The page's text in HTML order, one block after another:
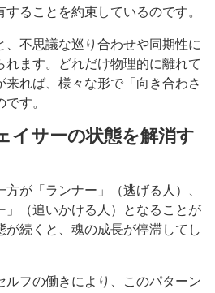
ることを約束しているのです。
、不思議な巡り合わせや同期性に
れます。どれだけ物理的に離れて
来れば、様々な形で「向き合わさ
す。
イサーの状態を解消す
が「ランナー」（逃げる人）、
」（追いかける人）となることが
が続くと、魂の成長が停滞してし
ルフの働きにより、このパターン